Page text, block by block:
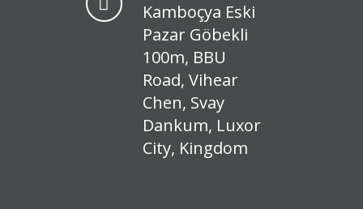
Kamboçya Eski
Pazar Göbekli
100m, BBU
Road, Vihear
Chen, Svay
Dankum, Luxor
City, Kingdom